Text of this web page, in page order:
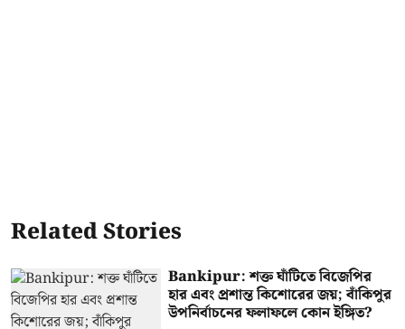
Related Stories
Bankipur: শক্ত ঘাঁটিতে বিজেপির
হার এবং প্রশান্ত কিশোরের জয়; বাঁকিপুর
উপনির্বাচনের ফলাফলে কোন ইঙ্গিত?